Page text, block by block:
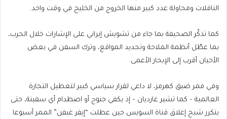
الناقلات ومحاولة عدد كبير منها الخروج من الخليج في وقت واحد.
كما تذكّر الصحيفة بما جاء من تشويش إيراني على الإشارات خلال الحرب،
بما عطّل أنظمة الملاحة وتحديد المواقع، وترك السفن في بعض
الأحيان أقرب إلى الإبحار الأعمى.
وفي ممر ضيق كهرمز، لا داعي لقرار سياسي كبير لتعطيل التجارة
العالمية – كما تشير غارديان – إذ يكفي جنوح أو اصطدام أي سفينة، حتى
يتكرر شبح إغلاق قناة السويس حين عطلت “إيفر غيفن” الممر أسبوعا